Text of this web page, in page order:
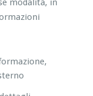
modalità, in